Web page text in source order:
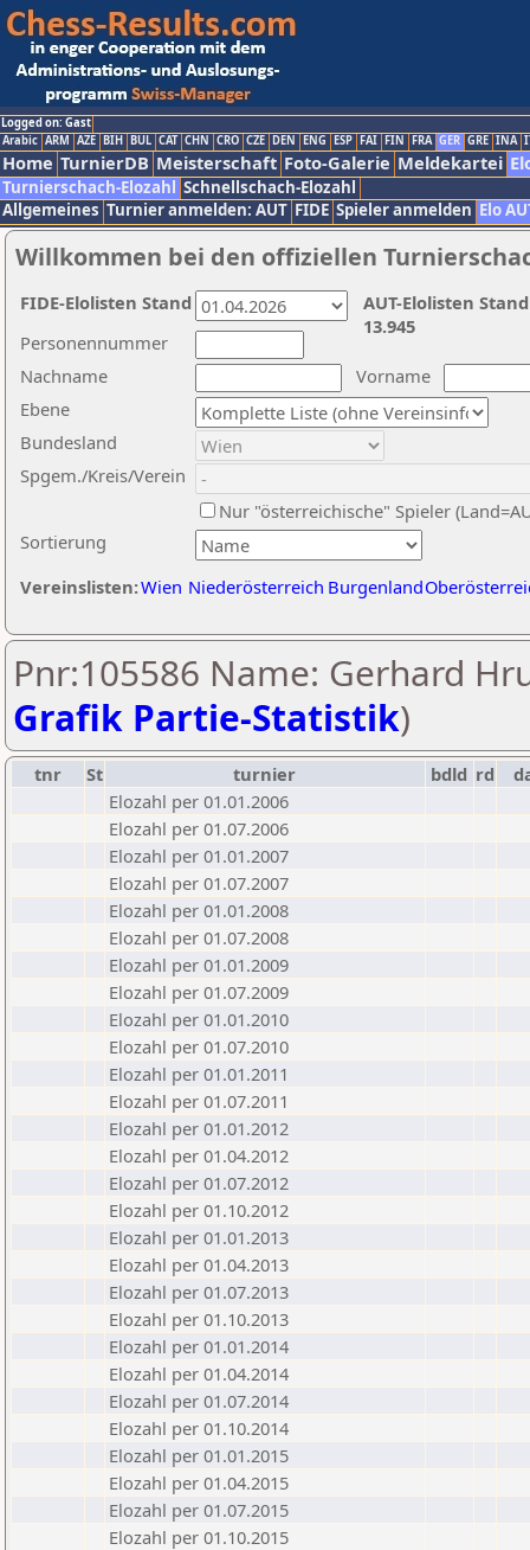
Logged on: Gast
Arabic ARM AZE BIH BUL CAT CHN CRO CZE DEN ENG ESP FAI FIN FRA GER GRE INA
Home TurnierDB Meisterschaft Foto-Galerie Meldekartei
Turnierschach-Elozahl Schnellschach-Elozahl
Allgemeines Turnier anmelden: AUT FIDE Spieler anmelden Elo
Willkommen bei den offiziellen
Nachname
Vorname
Ebene
Sortierung
Personennummer
Bundesland
Spgem./Kreis/Verein
Nur "österreichische" Spieler
Vereinslisten:Wien Niederösterreich Burgenland
AUT-Elolisten
13.945
FIDE-Elolisten Stand
Pnr:105586 Name: Gerhard
Grafik Partie-Statistik)
tnr St turnier bdld rd
Elozahl per 01.01.2006
Elozahl per 01.07.2006
Elozahl per 01.01.2007
Elozahl per 01.07.2007
Elozahl per 01.01.2008
Elozahl per 01.07.2008
Elozahl per 01.01.2009
Elozahl per 01.07.2009
Elozahl per 01.01.2010
Elozahl per 01.07.2010
Elozahl per 01.01.2011
Elozahl per 01.07.2011
Elozahl per 01.01.2012
Elozahl per 01.04.2012
Elozahl per 01.07.2012
Elozahl per 01.10.2012
Elozahl per 01.01.2013
Elozahl per 01.04.2013
Elozahl per 01.07.2013
Elozahl per 01.10.2013
Elozahl per 01.01.2014
Elozahl per 01.04.2014
Elozahl per 01.07.2014
Elozahl per 01.10.2014
Elozahl per 01.01.2015
Elozahl per 01.04.2015
Elozahl per 01.07.2015
Elozahl per 01.10.2015